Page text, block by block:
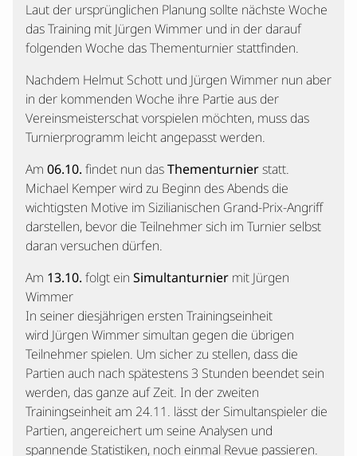
Ranglisten
Termine
Kontakt
Laut der ursprünglichen Planung sollte nächste Woche
das Training mit Jürgen Wimmer und in der darauf
folgenden Woche das Thementurnier stattfinden.
Nachdem Helmut Schott und Jürgen Wimmer nun aber
in der kommenden Woche ihre Partie aus der
Vereinsmeisterschat vorspielen möchten, muss das
Turnierprogramm leicht angepasst werden.
Am 06.10. findet nun dasThementurnierstatt.
Michael Kemper wird zu Beginn des Abends die
wichtigsten Motive im Sizilianischen Grand-Prix-Angriff
darstellen, bevor die Teilnehmer sich im Turnier selbst
daran versuchen dürfen.
Am 13.10. folgt ein Simultanturnier mit Jürgen
Wimmer
In seiner diesjährigen ersten Trainingseinheit
wird Jürgen Wimmer simultan gegen die übrigen
Teilnehmer spielen. Um sicher zu stellen, dass die
Partien auch nach spätestens 3 Stunden beendet sein
werden, das ganze auf Zeit. In der zweiten
Trainingseinheit am 24.11. lässt der Simultanspieler die
Partien, angereichert um seine Analysen und
spannende Statistiken, noch einmal Revue passieren.